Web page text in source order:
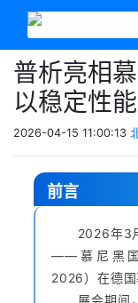
普析亮相
以稳定性
2026-04-15 11:00:13
前言
2026年3
——慕尼黑
2026）在德国
展会期间